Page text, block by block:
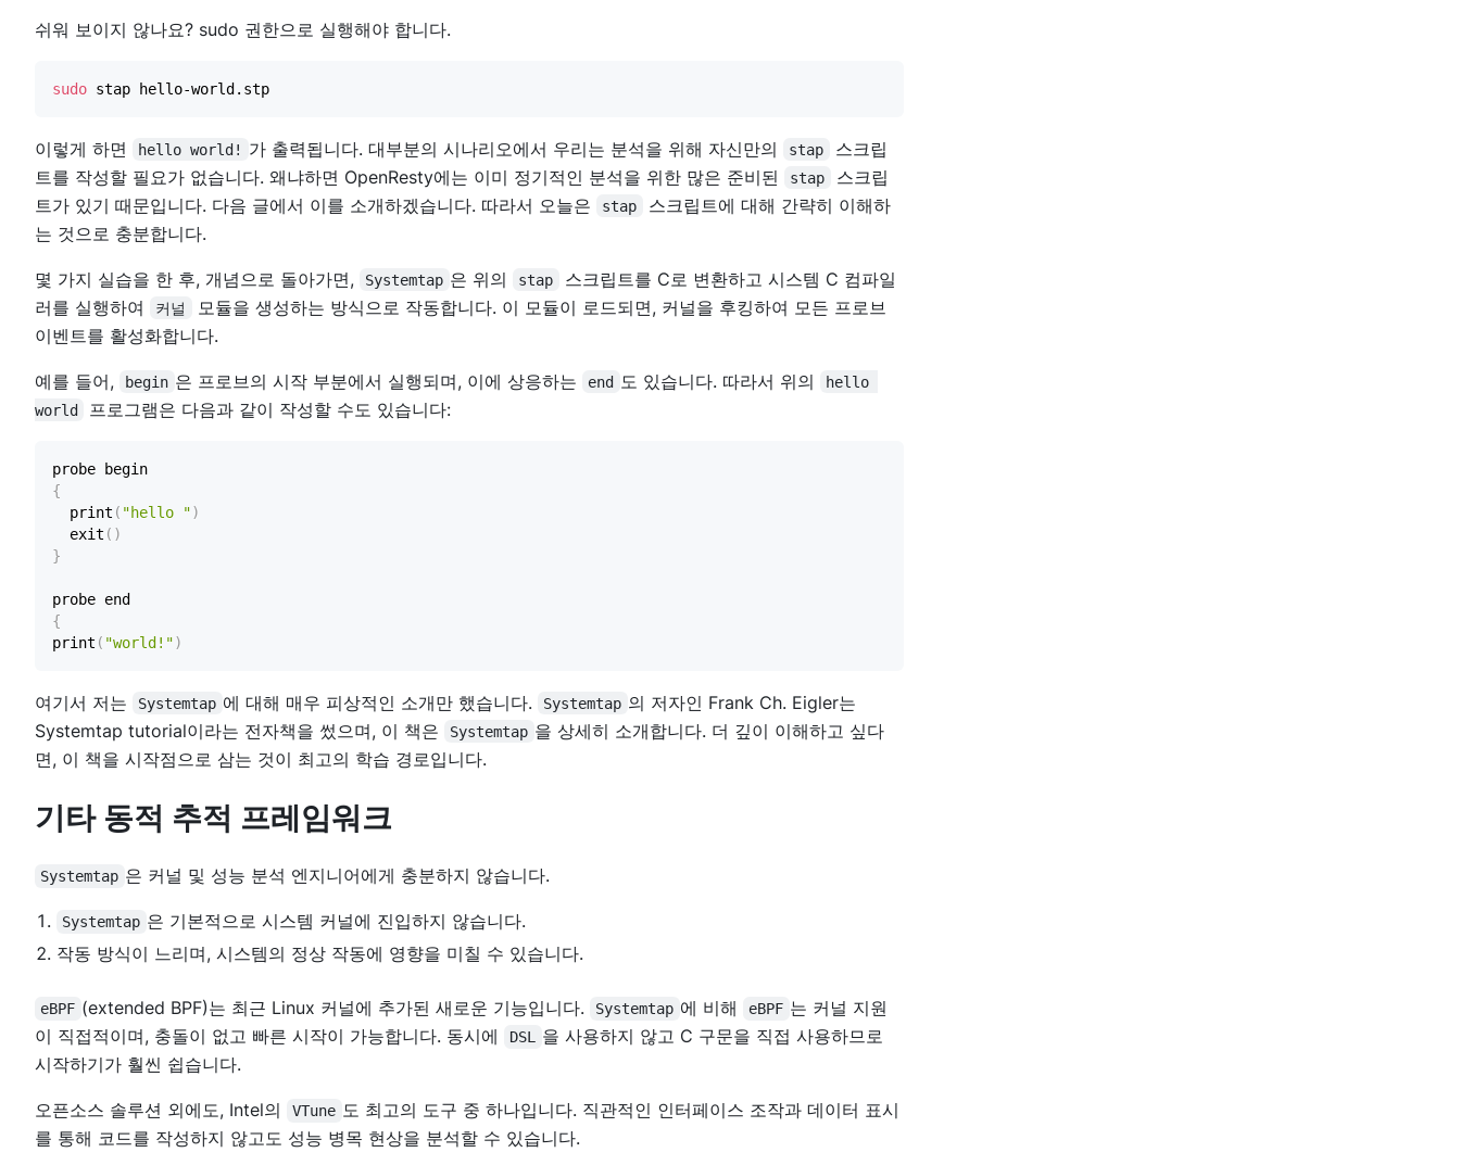
쉬워 보이지 않나요? sudo 권한으로 실행해야 합니다.
sudo
이렇게 하면 hello world! 가 출력됩니다. 대부분의 시나리오에서 우리는 분석을 위해 자신만의 stap
스크립
트를 작성할 필요가 없습니다. 왜냐하면 OpenResty에는 이미 정기적인 분석을 위한 많은 준비된
stap
스크립
트가 있기 때문입니다. 다음 글에서 이를 소개하겠습니다. 따라서 오늘은
stap
스크립트에 대해 간략히 이해하
는 것으로 충분합니다.
몇 가지 실습을 한 후, 개념으로 돌아가면, Systemtap 은 위의 stap
스크립트를 C로 변환하고 시스템 C 컴파일
러를 실행하여
커널
모듈을 생성하는 방식으로 작동합니다. 이 모듈이 로드되면, 커널을 후킹하여 모든 프로브
이벤트를 활성화합니다.
예를 들어, begin 은 프로브의 시작 부분에서 실행되며, 이에 상응하는 end 도 있습니다. 따라서 위의
hello
world
프로그램은 다음과 같이 작성할 수도 있습니다:
{
  print
( "hello ")
  exit
( )
}
{
print ( "world!")
여기서 저는 Systemtap 에 대해 매우 피상적인 소개만 했습니다. Systemtap 의 저자인 Frank Ch. Eigler는
Systemtap tutorial이라는 전자책을 썼으며, 이 책은 Systemtap 을 상세히 소개합니다. 더 깊이 이해하고 싶다
면, 이 책을 시작점으로 삼는 것이 최고의 학습 경로입니다.
기타 동적 추적 프레임워크
Systemtap 은 커널 및 성능 분석 엔지니어에게 충분하지 않습니다.
Systemtap 은 기본적으로 시스템 커널에 진입하지 않습니다.
작동 방식이 느리며, 시스템의 정상 작동에 영향을 미칠 수 있습니다.
eBPF (extended BPF)는 최근 Linux 커널에 추가된 새로운 기능입니다. Systemtap 에 비해 eBPF 는 커널 지원
이 직접적이며, 충돌이 없고 빠른 시작이 가능합니다. 동시에
DSL
을 사용하지 않고 C 구문을 직접 사용하므로
시작하기가 훨씬 쉽습니다.
오픈소스 솔루션 외에도, Intel의 VTune 도 최고의 도구 중 하나입니다. 직관적인 인터페이스 조작과 데이터 표시
를 통해 코드를 작성하지 않고도 성능 병목 현상을 분석할 수 있습니다.